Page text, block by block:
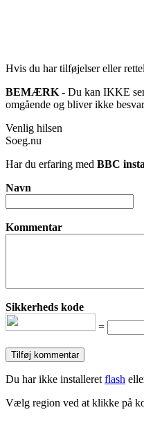
Hvis du har tilføjelser eller
BEMÆRK - Du kan IKKE
omgående og bliver ikke
Venlig hilsen
Soeg.nu
Har du erfaring med BBC
Navn
Kommentar
Sikkerheds kode
=
Du har ikke installeret flash
Vælg region ved at klikke på